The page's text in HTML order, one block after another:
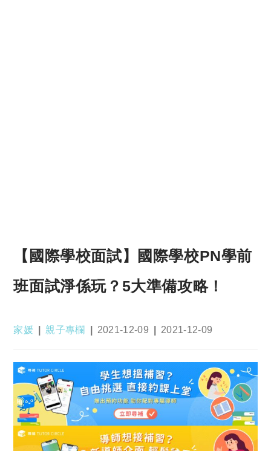
【國際學校面試】國際學校PN學前
班面試淨係玩？5大準備攻略！
Post
家媛
Post
親子專欄
Post
2021-12-09
Post
2021-12-09